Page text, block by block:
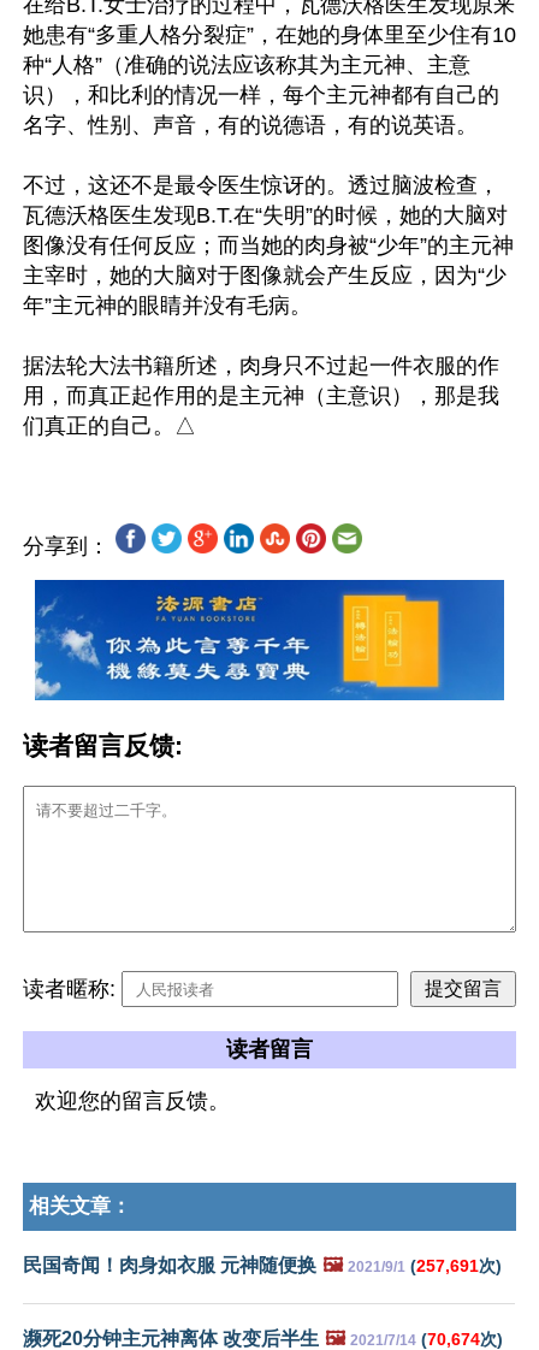
在给B.T.女士治疗的过程中，瓦德沃格医生发现原来
她患有“多重人格分裂症”，在她的身体里至少住有10
种“人格”（准确的说法应该称其为主元神、主意
识），和比利的情况一样，每个主元神都有自己的
名字、性别、声音，有的说德语，有的说英语。
不过，这还不是最令医生惊讶的。透过脑波检查，
瓦德沃格医生发现B.T.在“失明”的时候，她的大脑对
图像没有任何反应；而当她的肉身被“少年”的主元神
主宰时，她的大脑对于图像就会产生反应，因为“少
年”主元神的眼睛并没有毛病。
据法轮大法书籍所述，肉身只不过起一件衣服的作
用，而真正起作用的是主元神（主意识），那是我
分享到：
读者留言反馈:
读者暱称:
读者留言
欢迎您的留言反馈。
相关文章：
民国奇闻！肉身如衣服 元神随便换 🖼️ 2021/9/1 (257,691次)
濒死20分钟主元神离体 改变后半生 🖼️ 2021/7/14 (70,674次)